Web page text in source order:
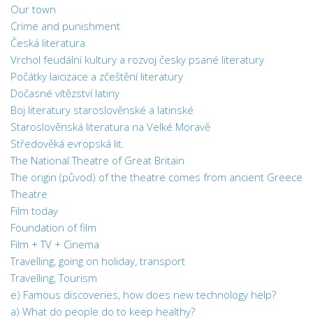
Our town
Crime and punishment
Česká literatura
Vrchol feudální kultury a rozvoj česky psané literatury
Počátky laicizace a zčeštění literatury
Dočasné vítězství latiny
Boj literatury staroslověnské a latinské
Staroslověnská literatura na Velké Moravě
Středověká evropská lit.
The National Theatre of Great Britain
The origin (původ) of the theatre comes from ancient Greece
Theatre
Film today
Foundation of film
Film + TV + Cinema
Travelling, going on holiday, transport
Travelling, Tourism
e) Famous discoveries, how does new technology help?
a) What do people do to keep healthy?